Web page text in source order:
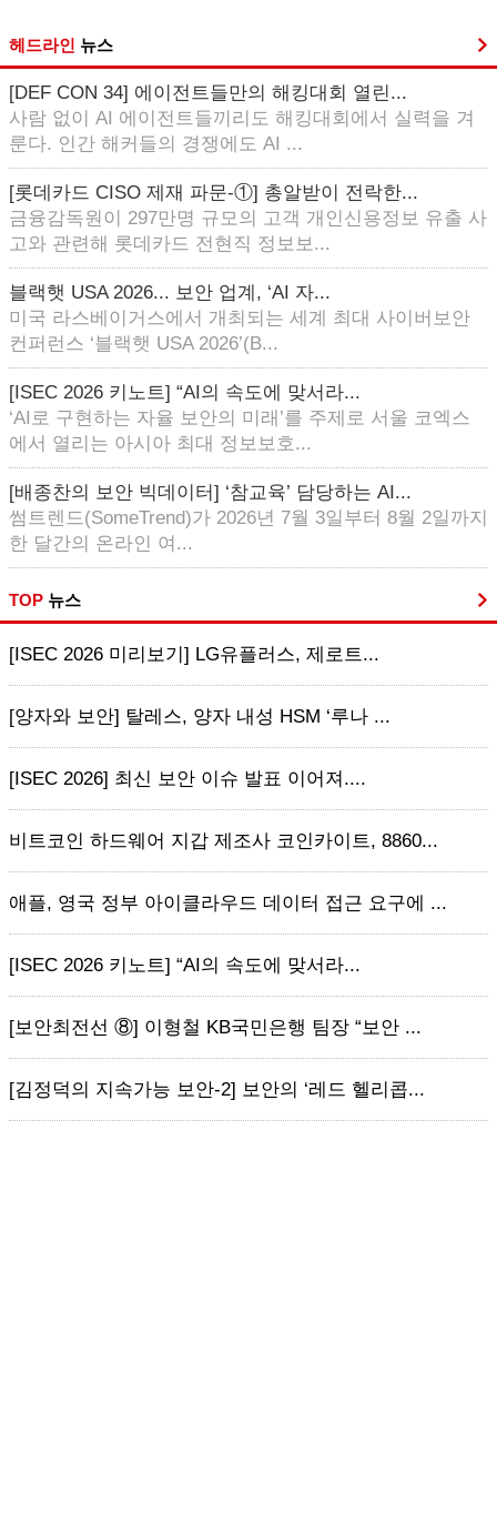
헤드라인 뉴스
[DEF CON 34] 에이전트들만의 해킹대회 열린...
사람 없이 AI 에이전트들끼리도 해킹대회에서 실력을 겨
룬다. 인간 해커들의 경쟁에도 AI ...
[롯데카드 CISO 제재 파문-①] 총알받이 전락한...
금융감독원이 297만명 규모의 고객 개인신용정보 유출 사
고와 관련해 롯데카드 전현직 정보보...
블랙햇 USA 2026... 보안 업계, ‘AI 자...
미국 라스베이거스에서 개최되는 세계 최대 사이버보안
컨퍼런스 ‘블랙햇 USA 2026’(B...
[ISEC 2026 키노트] “AI의 속도에 맞서라...
‘AI로 구현하는 자율 보안의 미래’를 주제로 서울 코엑스
에서 열리는 아시아 최대 정보보호...
[배종찬의 보안 빅데이터] ‘참교육’ 담당하는 AI...
썸트렌드(SomeTrend)가 2026년 7월 3일부터 8월 2일까지
한 달간의 온라인 여...
TOP 뉴스
[ISEC 2026 미리보기] LG유플러스, 제로트...
[양자와 보안] 탈레스, 양자 내성 HSM ‘루나 ...
[ISEC 2026] 최신 보안 이슈 발표 이어져....
비트코인 하드웨어 지갑 제조사 코인카이트, 8860...
애플, 영국 정부 아이클라우드 데이터 접근 요구에 ...
[ISEC 2026 키노트] “AI의 속도에 맞서라...
[보안최전선 ⑧] 이형철 KB국민은행 팀장 “보안 ...
[김정덕의 지속가능 보안-2] 보안의 ‘레드 헬리콥...